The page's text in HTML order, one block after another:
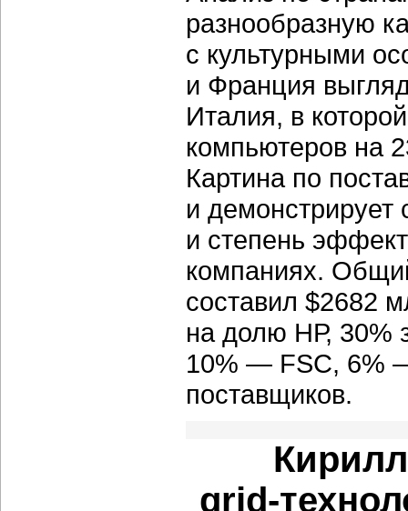
разнообразную
с культурными
и Франция
Италия, в
компьютеров на
Картина по
и демонстрирует
и степень
компаниях.
составил $2682
на долю НР, 30%
10% — FSC, 6%
поставщиков.
grid-